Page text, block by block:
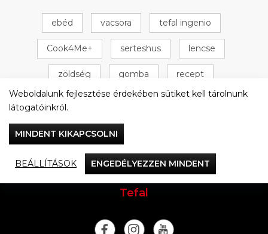
ebéd vacsora tefal ingenio
Cook4Me+ serteshus lencse
zöldség gomba recept
Tefal Cook4Me+ csirke + 16 következő
Vacsorázzunk együtt
Tefal
Weboldalunk fejlesztése érdekében sütiket kell tárolnunk
látogatóinkról.
MINDENT KIKAPCSOLNI
BEÁLLÍTÁSOK ENGEDÉLYEZZEN MINDENT